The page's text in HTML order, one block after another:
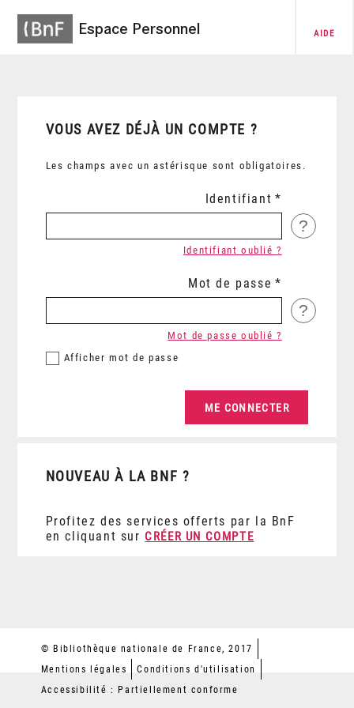
Espace Personnel AIDE
VOUS AVEZ DÉJÀ UN COMPTE ?
Les champs avec un astérisque sont obligatoires.
Identifiant
?
Identifiant oublié ?
Mot de passe
?
Afficher mot de passe
Mot de passe oublié ?
NOUVEAU À LA BNF ?
Profitez des services offerts par la BnF
en cliquant sur CRÉER UN COMPTE
© Bibliothèque nationale de France, 2017
Mentions légales
Conditions d'utilisation
Accessibilité : Partiellement conforme